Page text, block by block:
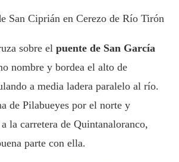
San Ciprián en Cerezo de Río Tirón
sobre el puente de San García
nombre y bordea el alto de
a media ladera paralelo al río.
de Pilabueyes por el norte y
la carretera de Quintanaloranco,
parte con ella.